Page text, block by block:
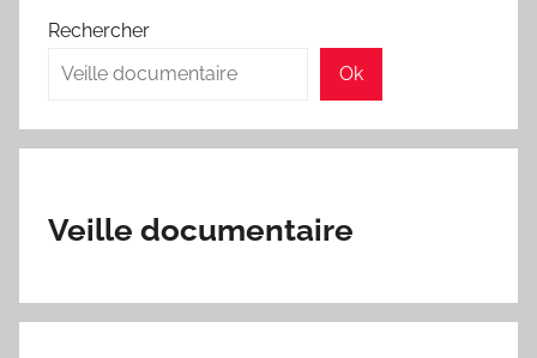
Rechercher
Ok
Veille documentaire